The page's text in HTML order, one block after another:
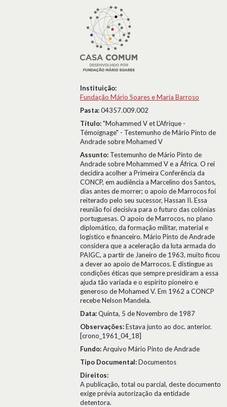
Instituição:
Fundação Mário Soares e Maria Barroso
Pasta:04357.009.002
Título:"Mohammed V et L'Afrique -
Témoignage" - Testemunho de Mário Pinto de
Andrade sobre Mohamed V
Assunto: Testemunho de Mário Pinto de
Andrade sobre Mohammed V e a África. O rei
decidira acolher a Primeira Conferência da
CONCP, em audiência a Marcelino dos Santos,
dias antes de morrer; o apoio de Marrocos foi
reiterado pelo seu sucessor, Hassan II. Essa
reunião foi decisiva para o futuro das colónias
portuguesas. O apoio de Marrocos, no plano
diplomático, da formação militar, material e
logístico e financeiro. Mário Pinto de Andrade
considera que a aceleração da luta armada do
PAIGC, a partir de Janeiro de 1963, muito ficou
a dever ao apoio de Marrocos. E distingue as
condições éticas que sempre presidiram a essa
ajuda tão variada e o espírito pioneiro e
generoso de Mohamed V. Em 1962 a CONCP
recebe Nelson Mandela.
Data:Quinta, 5 de Novembro de 1987
Observações:Estava junto ao doc. anterior.
[crono_1961_04_18]
Fundo:Arquivo Mário Pinto de Andrade
Tipo Documental:Documentos
Direitos:
A publicação, total ou parcial, deste documento
exige prévia autorização da entidade
detentora.